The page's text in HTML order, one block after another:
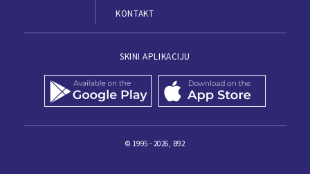
KONTAKT
SKINI APLIKACIJU
© 1995 - 2026, B92